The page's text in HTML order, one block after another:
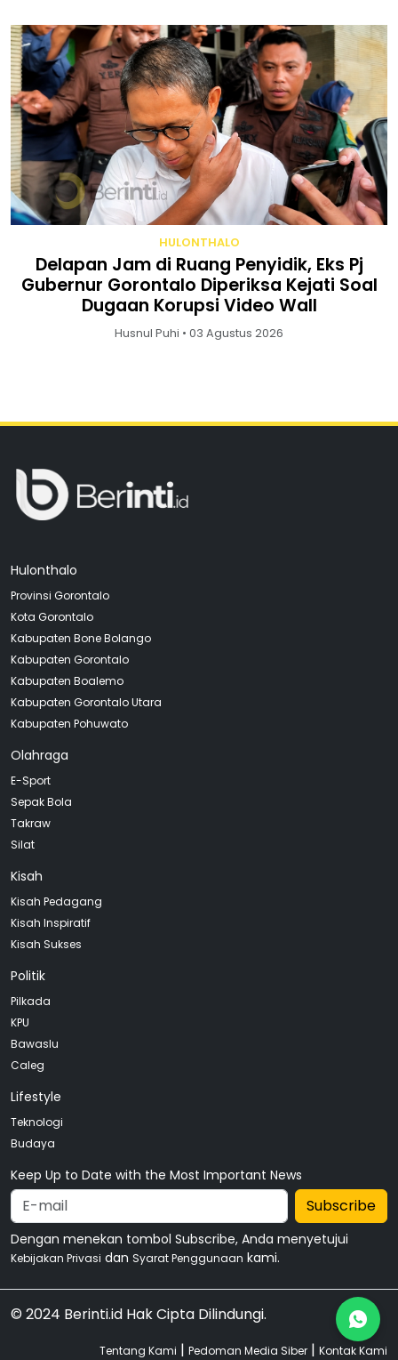
HULONTHALO
Delapan Jam di Ruang Penyidik, Eks Pj
Gubernur Gorontalo Diperiksa Kejati Soal
Dugaan Korupsi Video Wall
Husnul Puhi • 03 Agustus 2026
Hulonthalo
Provinsi Gorontalo
Kota Gorontalo
Kabupaten Bone Bolango
Kabupaten Gorontalo
Kabupaten Boalemo
Kabupaten Gorontalo Utara
Kabupaten Pohuwato
Olahraga
E-Sport
Sepak Bola
Takraw
Silat
Kisah
Kisah Pedagang
Kisah Inspiratif
Kisah Sukses
Politik
Pilkada
KPU
Bawaslu
Caleg
Lifestyle
Teknologi
Budaya
Keep Up to Date with the Most Important News
Subscribe
Dengan menekan tombol Subscribe, Anda menyetujui
Kebijakan Privasi dan Syarat Penggunaan kami.
© 2024 Berinti.id Hak Cipta Dilindungi.
Tentang Kami | Pedoman Media Siber | Kontak Kami